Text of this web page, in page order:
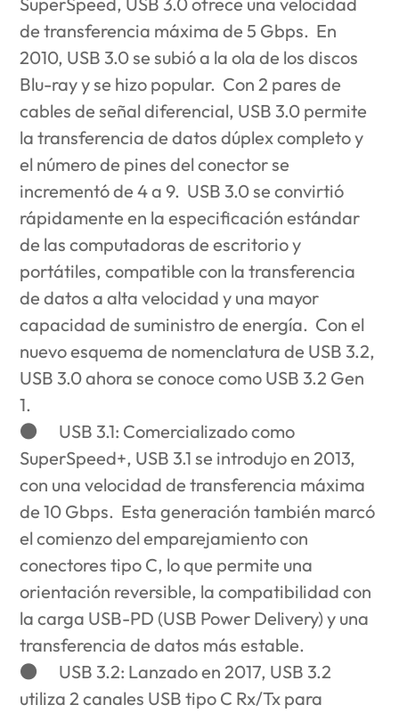
de transferencia máxima de 5 Gbps. En
2010, USB 3.0 se subió a la ola de los discos
Blu-ray y se hizo popular. Con 2 pares de
cables de señal diferencial, USB 3.0 permite
la transferencia de datos dúplex completo y
el número de pines del conector se
incrementó de 4 a 9. USB 3.0 se convirtió
rápidamente en la especificación estándar
de las computadoras de escritorio y
portátiles, compatible con la transferencia
de datos a alta velocidad y una mayor
capacidad de suministro de energía. Con el
nuevo esquema de nomenclatura de USB 3.2,
USB 3.0 ahora se conoce como USB 3.2 Gen
1.
● USB 3.1: Comercializado como
SuperSpeed+, USB 3.1 se introdujo en 2013,
con una velocidad de transferencia máxima
de 10 Gbps. Esta generación también marcó
el comienzo del emparejamiento con
conectores tipo C, lo que permite una
orientación reversible, la compatibilidad con
la carga USB-PD (USB Power Delivery) y una
transferencia de datos más estable.
● USB 3.2: Lanzado en 2017, USB 3.2
utiliza 2 canales USB tipo C Rx/Tx para